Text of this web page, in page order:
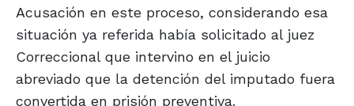
Acusación en este proceso, considerando esa
situación ya referida había solicitado al juez
Correccional que intervino en el juicio
abreviado que la detención del imputado fuera
convertida en prisión preventiva.